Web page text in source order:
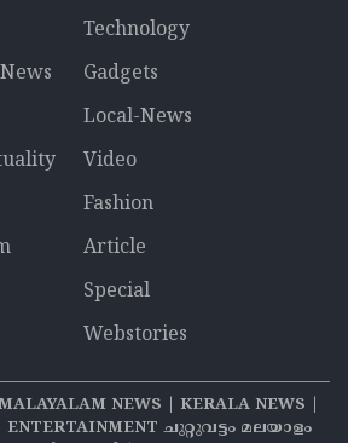
Technology
Gadgets
Local-News
Video
Fashion
Article
Special
Webstories
NEWS | KERALA NEWS |
ENTERTAINMENT ചുറ്റുവട്ടം മലയാളം